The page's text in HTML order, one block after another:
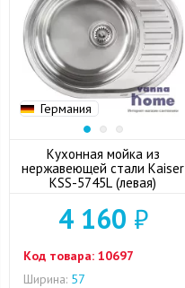
Германия
Кухонная мойка из
нержавеющей стали Kaiser
KSS-5745L (левая)
4 160 ₽
Код товара: 10697
Ширина: 57